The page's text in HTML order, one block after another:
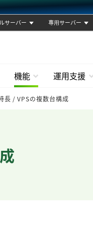
サーバー 専用サーバー
機能 運用支援
長 VPSの複数台構成